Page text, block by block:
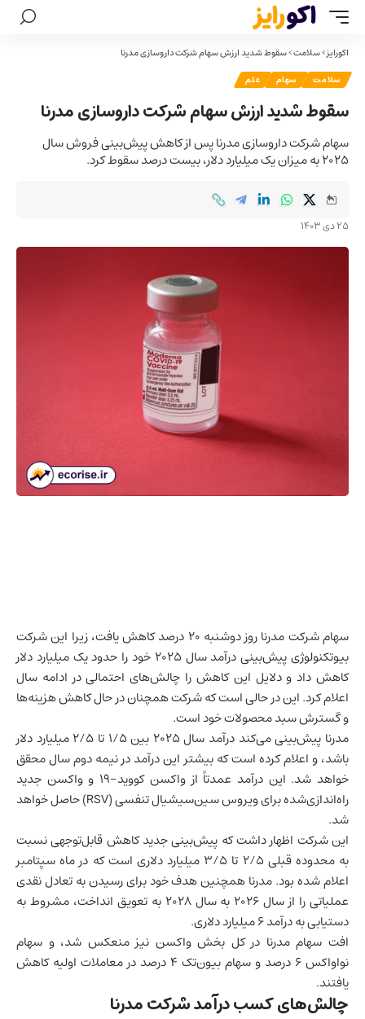
اکورایز>سلامت>سقوط شدید ارزش سهام شرکت داروسازی مدرنا
سلامت سهام علم
سقوط شدید ارزش سهام شرکت داروسازی مدرنا
سهام شرکت داروسازی مدرنا پس از کاهش پیش‌بینی فروش سال
۲۰۲۵ به میزان یک میلیارد دلار، بیست درصد سقوط کرد.
25 دی 1403
سهام شرکت مدرنا روز دوشنبه ۲۰ درصد کاهش یافت، زیرا این شرکت
بیوتکنولوژی پیش‌بینی درآمد سال ۲۰۲۵ خود را حدود یک میلیارد دلار
کاهش داد و دلایل این کاهش را چالش‌های احتمالی در ادامه سال
اعلام کرد. این در حالی است که شرکت همچنان در حال کاهش هزینه‌ها
و گسترش سبد محصولات خود است.
مدرنا پیش‌بینی می‌کند درآمد سال ۲۰۲۵ بین ۱/۵ تا ۲/۵ میلیارد دلار
باشد، و اعلام کرده است که بیشتر این درآمد در نیمه دوم سال محقق
خواهد شد. این درآمد عمدتاً از واکسن کووید-۱۹ و واکسن جدید
راه‌اندازی‌شده برای ویروس سین‌سیشیال تنفسی (RSV) حاصل خواهد
شد.
این شرکت اظهار داشت که پیش‌بینی جدید کاهش قابل‌توجهی نسبت
به محدوده قبلی ۲/۵ تا ۳/۵ میلیارد دلاری است که در ماه سپتامبر
اعلام شده بود. مدرنا همچنین هدف خود برای رسیدن به تعادل نقدی
عملیاتی را از سال ۲۰۲۶ به سال ۲۰۲۸ به تعویق انداخت، مشروط به
دستیابی به درآمد ۶ میلیارد دلاری.
افت سهام مدرنا در کل بخش واکسن نیز منعکس شد، و سهام
نواواکس ۶ درصد و سهام بیون‌تک ۴ درصد در معاملات اولیه کاهش
یافتند.
چالش‌های کسب درآمد شرکت مدرنا